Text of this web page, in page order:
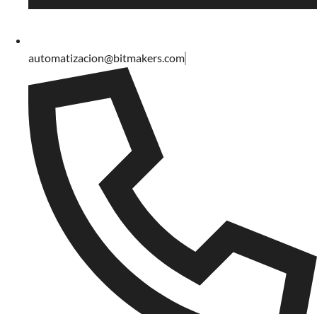
automatizacion@bitmakers.com